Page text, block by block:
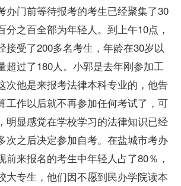
办门前等待报考的考生已经聚集了30
分之百全部为年轻人。到上午10点，
接受了200多名考生，年龄在30岁以
超过了180人。小郭是去年刚参加工
次他是来报考法律本科专业的，他告
工作以后就不再参加任何考试了，可
明显感觉在学校学习的法律知识已经
次之后决定参加自考。在盐城市考办
前来报名的考生中年轻人占了80％，
大专生，他们因不愿到民办学院读本